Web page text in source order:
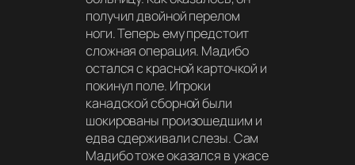
получил двойной перелом
ноги. Теперь ему предстоит
сложная операция. Мадибо
остался с красной карточкой и
покинул поле. Игроки
канадской сборной были
шокированы произошедшим и
едва сдерживали слезы. Сам
Мадибо тоже оказался в ужасе